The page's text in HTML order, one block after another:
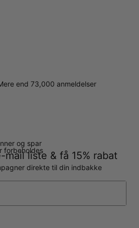
og spar
liste & få 15% rabat
direkte til din indbakke
end 73,000 anmeldelser
forbeholdes